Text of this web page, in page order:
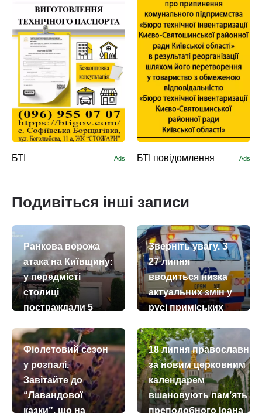
БТІ Ads БТІ повідомлення Ads
Подивіться інші записи
Ранкова ворожа
атака на Київщину:
у передмісті
столиці
постраждали 5
троє дітей
today 22.07.2026 remove_red_eye 2708
Зверніть увагу. З
27 липня
вводиться низка
актуальних змін у
русі приміських
today26.07.2026 remove_red_eye
Фіолетовий сезон
у розпалі.
Завітайте до
“Лавандової
казки”, що на
18 липня православні
за новим церковним
календарем
вшановують пам’ять
преподобного Іоана